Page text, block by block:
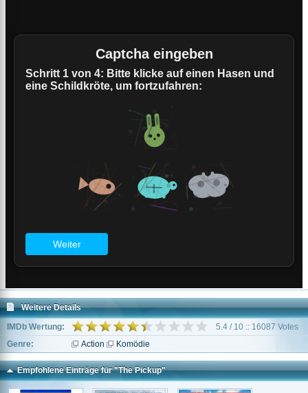
Weitere Details
IMDb Wertung:
5.4 / 10 :: 16087 Votes
Genre:
Action Komödie
Empfohlene Einträge für "The Pickup"